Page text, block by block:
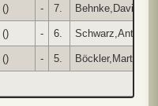
() - 7. Behnke,David
() - 6. Schwarz,Anton
() - 5. Böckler,Martin